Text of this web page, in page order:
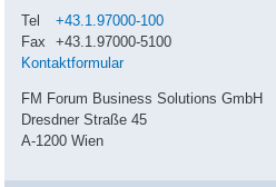
Tel
+43.1.97000-100
Fax
+43.1.97000-5100
Kontaktformular
FM Forum Business Solutions GmbH
Dresdner Straße 45
A-1200 Wien